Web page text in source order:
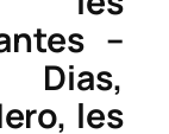
–
Dias,
les